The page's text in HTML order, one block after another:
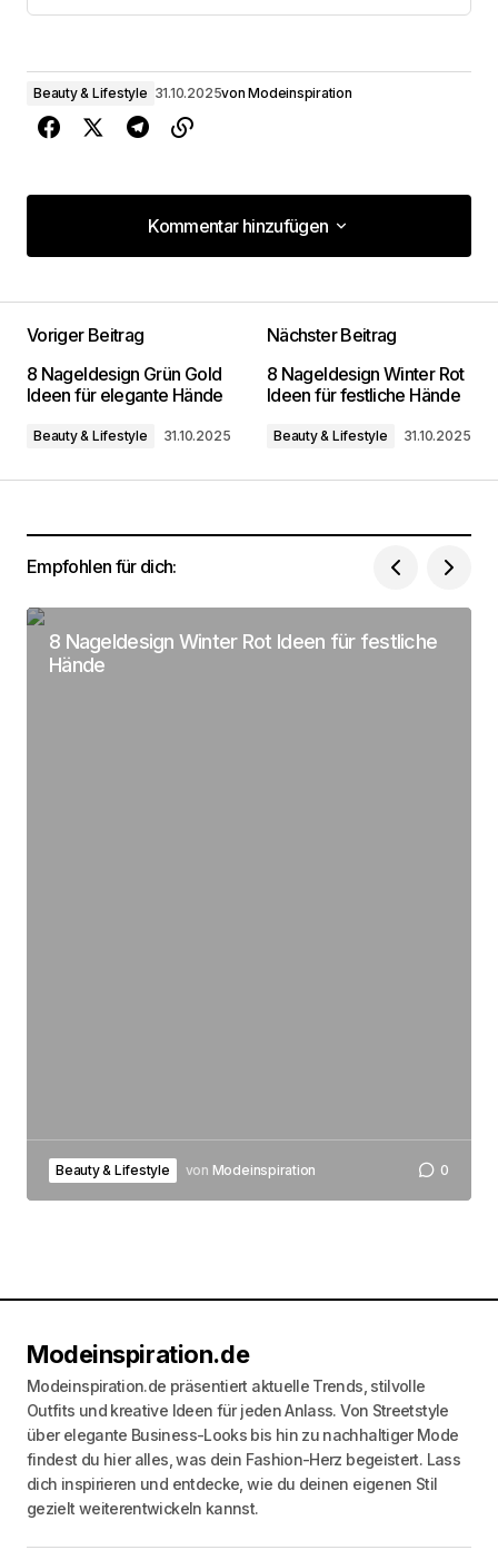
Beauty & Lifestyle 31.10.2025von Modeinspiration
Kommentar hinzufügen
Kommentar hinzufügen
Deine E-Mail-Adresse wird nicht
veröffentlicht. Erforderliche Felder sind mit*
markiert
Deine Email Adresse
Voriger Beitrag
8 Nageldesign Grün Gold
Ideen für elegante Hände
Beauty & Lifestyle 31.10.2025
Nächster Beitrag
8 Nageldesign Winter Rot
Ideen für festliche Hände
Beauty & Lifestyle 31.10.2025
Empfohlen für dich:
8 Nageldesign Winter Rot Ideen für festliche
Hände
Beauty & Lifestyle von Modeinspiration 0
Modeinspiration.de
Modeinspiration.de präsentiert aktuelle Trends, stilvolle
Outfits und kreative Ideen für jeden Anlass. Von Streetstyle
über elegante Business-Looks bis hin zu nachhaltiger Mode
findest du hier alles, was dein Fashion-Herz begeistert. Lass
dich inspirieren und entdecke, wie du deinen eigenen Stil
gezielt weiterentwickeln kannst.